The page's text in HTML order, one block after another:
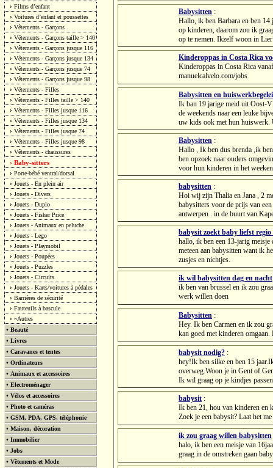
› Films d’enfant
› Voitures d’enfant et poussettes
› Vêtements - Garçons
› Vêtements - Garçons taille > 140
› Vêtements - Garçons jusque 116
› Vêtements - Garçons jusque 134
› Vêtements - Garçons jusque 74
› Vêtements - Garçons jusque 98
› Vêtements - Filles
› Vêtements - Filles taille > 140
› Vêtements - Filles jusque 116
› Vêtements - Filles jusque 134
› Vêtements - Filles jusque 74
› Vêtements - Filles jusque 98
› Vêtements - chaussures
› Baby-sitters
› Porte-bébé ventral/dorsal
› Jouets - En plein air
› Jouets - Divers
› Jouets - Duplo
› Jouets - Fisher Price
› Jouets - Animaux en peluche
› Jouets - Lego
› Jouets - Playmobil
› Jouets - Poupées
› Jouets - Puzzles
› Jouets - Circuits
› Jouets - Karts/voitures à pédales
› Barrières de sécurité
› Fauteuils à bascule
› ~Autres
• Beauté
• Livres
• Caravanes et tentes
• Ordinateurs
• Animaux et accessoires
• Electroménager
• Vélos et accessoires
• Photo et caméras
• GSM, PDA, GPS, téléphonie
• Maison, décoration
• Immobilier
• Jobs
• Vêtements et Mode
Babysitten :
Hallo, ik ben Barbara en ben 14
op kinderen, daarom zou ik
op te nemen. Ikzelf woon in
Kinderoppas in Costa Rica
Kinderoppas in Costa Rica
manuelcalvelo.com/jobs
Babysitten en
Ik ban 19 jarige meid uit Oost-
de weekends naar een leuke
uw kids ook met hun huiswerk.
Babysitten :
Hallo , Ik ben dus brenda ,ik
ben opzoek naar ouders
voor hun kinderen in het
babysitten :
Hoi wij zijn Thalia en Jana , 2
babysitters voor de prijs van
antwerpen . in de buurt van
babysit zoekt baby liefst
hallo, ik ben een 13-jarig meisje
meteen aan babysitten want ik
zusjes en nichtjes.
ik wil babysitten dag en nacht
ik ben van brussel en ik zou
werk willen doen
Babysitten :
Hey. Ik ben Carmen en ik zou
kan goed met kinderen
babysit nodig? :
hey!Ik ben silke en ben 15
overweg.Woon je in Gent of
Ik wil graag op je kindjes
babysit :
Ik ben 21, hou van kinderen en
Zoek je een babysit? Laat het
ik zou graag willen babysitten
halo, ik ben een meisje van
graag in de omstreken gaan